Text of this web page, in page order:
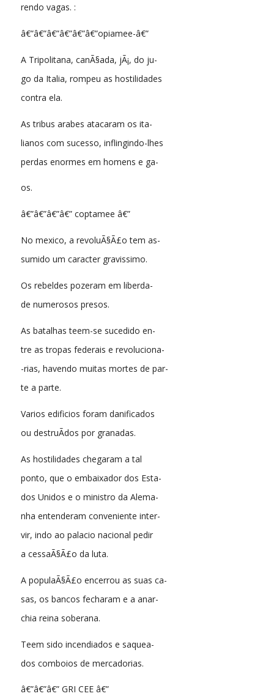
rendo vagas. :
â€”â€”â€”â€”â€”â€”opiamee-â€”
A Tripolitana, canÃ§ada, jÃ¡, do ju-
go da Italia, rompeu as hostilidades
contra ela.
As tribus arabes atacaram os ita-
lianos com sucesso, inflingindo-lhes
perdas enormes em homens e ga-
os.
â€”â€”â€”â€” coptamee â€”
No mexico, a revoluÃ§Ã£o tem as-
sumido um caracter gravissimo.
Os rebeldes pozeram em liberda-
de numerosos presos.
As batalhas teem-se sucedido en-
tre as tropas federais e revoluciona-
-rias, havendo muitas mortes de par-
te a parte.
Varios edificios foram danificados
ou destruÃ­dos por granadas.
As hostilidades chegaram a tal
ponto, que o embaixador dos Esta-
dos Unidos e o ministro da Alema-
nha entenderam conveniente inter-
vir, indo ao palacio nacional pedir
a cessaÃ§Ã£o da luta.
A populaÃ§Ã£o encerrou as suas ca-
sas, os bancos fecharam e a anar-
chia reina soberana.
Teem sido incendiados e saquea-
dos comboios de mercadorias.
â€”â€”â€” GRI CEE â€”